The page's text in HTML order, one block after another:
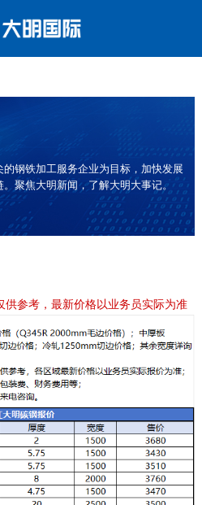
钢铁加工服务企业为目标，加快发展
聚焦大明新闻，了解大明大事记。
供参考，最新价格以业务员实际为准